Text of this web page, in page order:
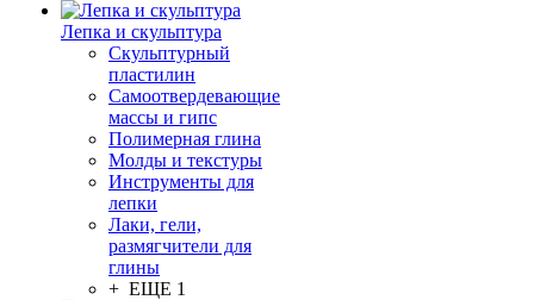
Лепка и скульптура
Скульптурный
пластилин
Самоотвердевающие
массы и гипс
Полимерная глина
Молды и текстуры
Инструменты для
лепки
Лаки, гели,
размягчители для
глины
+ ЕЩЕ 1